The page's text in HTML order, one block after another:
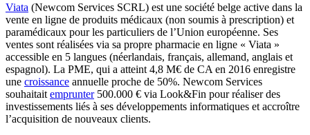
Viata (Newcom Services SCRL) est une société belge active dans la
vente en ligne de produits médicaux (non soumis à prescription) et
paramédicaux pour les particuliers de l’Union européenne. Ses
ventes sont réalisées via sa propre pharmacie en ligne « Viata »
accessible en 5 langues (néerlandais, français, allemand, anglais et
espagnol). La PME, qui a atteint 4,8 M€ de CA en 2016 enregistre
une croissance annuelle proche de 50%. Newcom Services
souhaitait emprunter500.000 € via Look&Fin pour réaliser des
investissements liés à ses développements informatiques et accroître
l’acquisition de nouveaux clients.